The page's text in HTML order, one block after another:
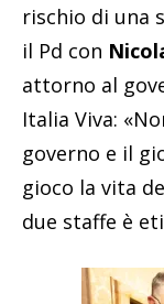
rischio di una
il Pd con
attorno al
Italia Viva:
governo e il
gioco la vita
due staffe è